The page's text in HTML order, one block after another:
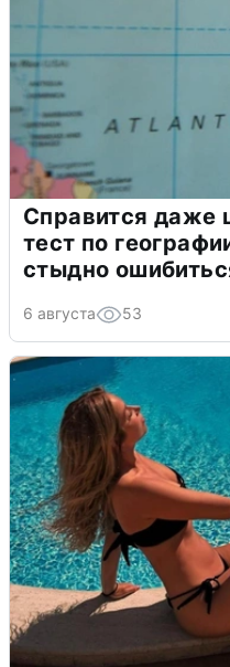
Справится даже
тест по
стыдно
6 августа 53